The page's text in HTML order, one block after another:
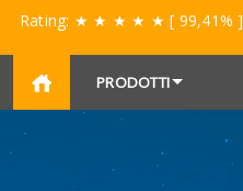
Rating: ★ ★ ★ ★ ★ [ 99,41% ]
PRODOTTI